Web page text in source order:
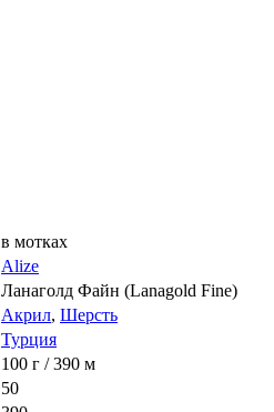
в мотках
Alize
Ланаголд Файн (Lanagold Fine)
Акрил, Шерсть
Турция
100 г / 390 м
50